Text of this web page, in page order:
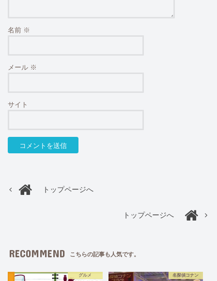
名前 ※
メール ※
サイト
トップページへ
トップページへ
RECOMMEND こちらの記事も人気です。
グルメ 名探偵コナン